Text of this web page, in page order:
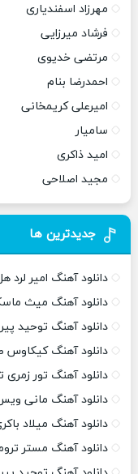
مهرزاد اسفندیاری
فرشاد میرزایی
مرتضی خدیوی
احمدرضا بنام
امیرعلی کریمخانی
سامیار
امید ذاکری
مجید اصلاحی
جدیدترین ها
دانلود آهنگ امیر لرد
دانلود آهنگ میث
دانلود آهنگ توحید
دانلود آهنگ کیکاوس
دانلود آهنگ تور زمری
دانلود آهنگ مانی
دانلود آهنگ میلاد
دانلود آهنگ مستر